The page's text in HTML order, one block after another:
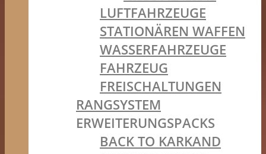
LUFTFAHRZEUGE
STATIONÄREN WAFFEN
WASSERFAHRZEUGE
FAHRZEUG
FREISCHALTUNGEN
RANGSYSTEM
ERWEITERUNGSPACKS
BACK TO KARKAND